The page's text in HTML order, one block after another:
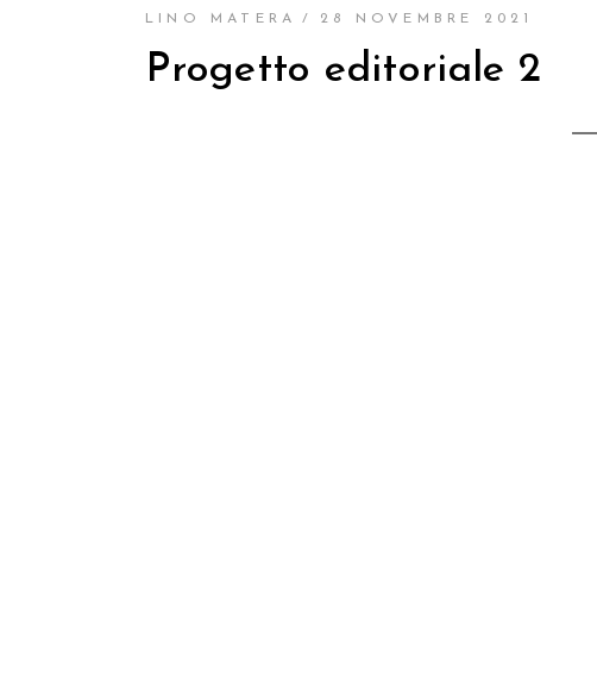
LINO MATERA 28 NOVEMBRE 2021
Progetto editoriale 2